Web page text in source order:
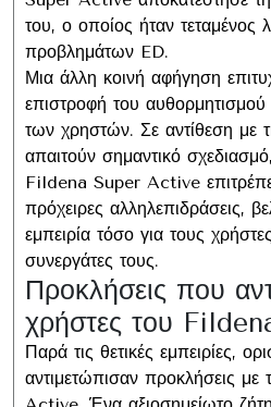
του, ο οποίος ήταν τεταμένος
προβλημάτων ED.
Μια άλλη κοινή αφήγηση
επιστροφή του
των χρηστών. Σε αντίθεση με
απαιτούν σημαντικό
Fildena Super Active
πρόχειρες αλληλεπιδράσεις,
εμπειρία τόσο για τους
συνεργάτες τους.
Προκλήσεις που
χρήστες του
Παρά τις θετικές εμπειρίες,
αντιμετώπισαν προκλήσεις